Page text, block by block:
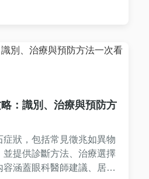
：識別、治療與預防方
狀，包括常見徵兆如異物
並提供診斷方法、治療選擇
容涵蓋眼科醫師建議、居家